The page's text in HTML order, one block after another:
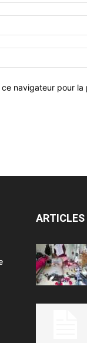
navigateur pour
ARTICLES